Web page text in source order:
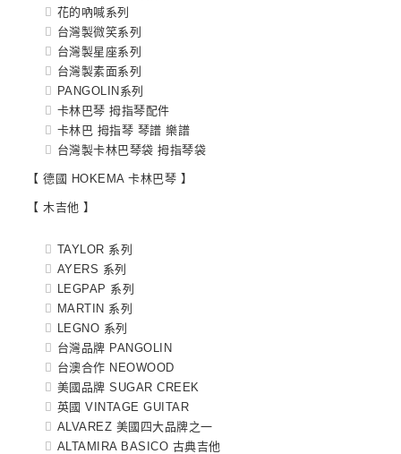
花的吶喊系列
台灣製微笑系列
台灣製星座系列
台灣製素面系列
PANGOLIN系列
卡林巴琴 拇指琴配件
卡林巴 拇指琴 琴譜 樂譜
台灣製卡林巴琴袋 拇指琴袋
【 德國 HOKEMA 卡林巴琴 】
【 木吉他 】
TAYLOR 系列
AYERS 系列
LEGPAP 系列
MARTIN 系列
LEGNO 系列
台灣品牌 PANGOLIN
台澳合作 NEOWOOD
美國品牌 SUGAR CREEK
英國 VINTAGE GUITAR
ALVAREZ 美國四大品牌之一
ALTAMIRA BASICO 古典吉他